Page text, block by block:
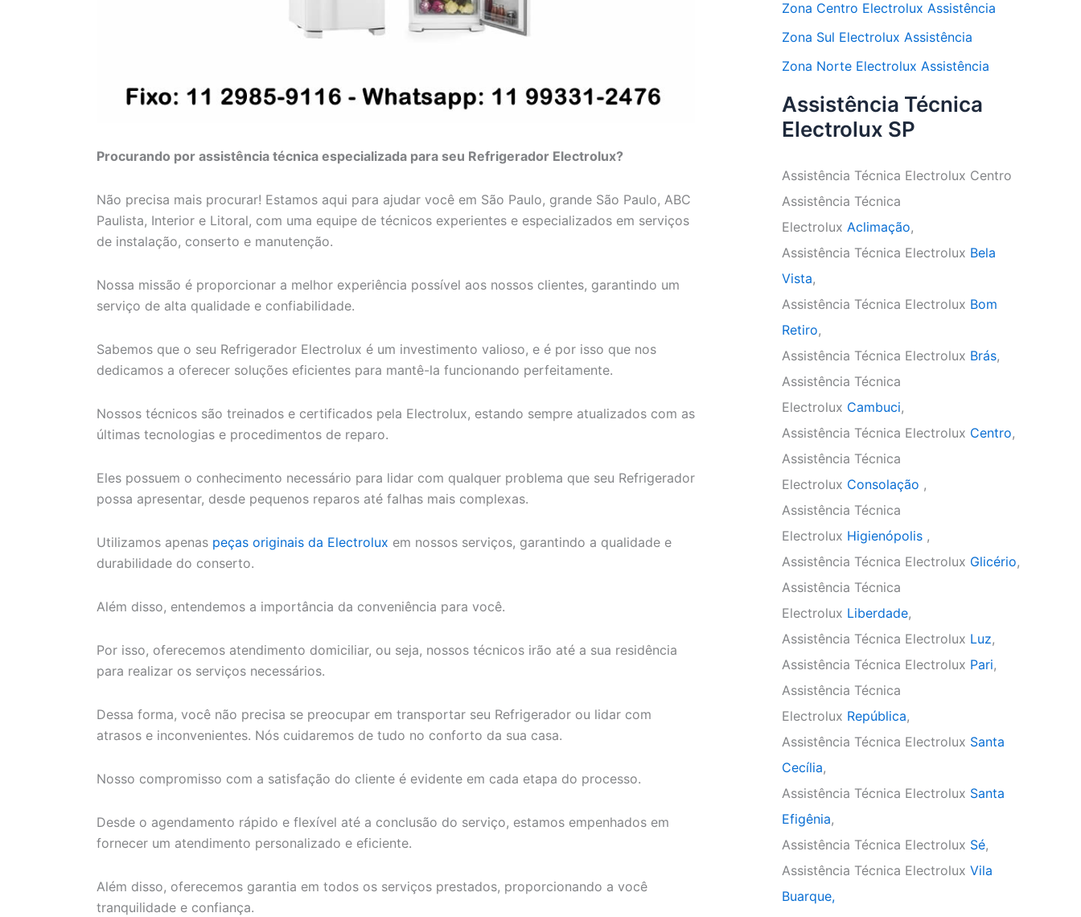
Procurando por assistência técnica especializada para seu Refrigerador Electrolux?
Não precisa mais procurar! Estamos aqui para ajudar você em São Paulo, grande São Paulo, ABC
Paulista, Interior e Litoral, com uma equipe de técnicos experientes e especializados em serviços
de instalação, conserto e manutenção.
Nossa missão é proporcionar a melhor experiência possível aos nossos clientes, garantindo um
serviço de alta qualidade e confiabilidade.
Sabemos que o seu Refrigerador Electrolux é um investimento valioso, e é por isso que nos
dedicamos a oferecer soluções eficientes para mantê-la funcionando perfeitamente.
Nossos técnicos são treinados e certificados pela Electrolux, estando sempre atualizados com as
últimas tecnologias e procedimentos de reparo.
Eles possuem o conhecimento necessário para lidar com qualquer problema que seu Refrigerador
possa apresentar, desde pequenos reparos até falhas mais complexas.
Utilizamos apenas peças originais da Electrolux em nossos serviços, garantindo a qualidade e
durabilidade do conserto.
Além disso, entendemos a importância da conveniência para você.
Por isso, oferecemos atendimento domiciliar, ou seja, nossos técnicos irão até a sua residência
para realizar os serviços necessários.
Dessa forma, você não precisa se preocupar em transportar seu Refrigerador ou lidar com
atrasos e inconvenientes. Nós cuidaremos de tudo no conforto da sua casa.
Nosso compromisso com a satisfação do cliente é evidente em cada etapa do processo.
Desde o agendamento rápido e flexível até a conclusão do serviço, estamos empenhados em
fornecer um atendimento personalizado e eficiente.
Além disso, oferecemos garantia em todos os serviços prestados, proporcionando a você
tranquilidade e confiança.
Zona Centro Electrolux Assistência
Zona Sul Electrolux Assistência
Zona Norte Electrolux Assistência
Assistência Técnica
Electrolux SP
Assistência Técnica Electrolux Centro
Assistência Técnica
Electrolux Aclimação,
Assistência Técnica Electrolux Bela
Vista,
Assistência Técnica Electrolux Bom
Retiro,
Assistência Técnica Electrolux Brás,
Assistência Técnica
Electrolux Cambuci,
Assistência Técnica Electrolux Centro,
Assistência Técnica
Electrolux Consolação ,
Assistência Técnica
Electrolux Higienópolis ,
Assistência Técnica Electrolux Glicério,
Assistência Técnica
Electrolux Liberdade,
Assistência Técnica Electrolux Luz,
Assistência Técnica Electrolux Pari,
Assistência Técnica
Electrolux República,
Assistência Técnica Electrolux Santa
Cecília,
Assistência Técnica Electrolux Santa
Efigênia,
Assistência Técnica Electrolux Sé,
Assistência Técnica Electrolux Vila
Buarque,